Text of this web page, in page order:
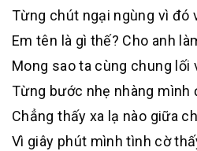
Từng chút ngại ngùng vì đó
Em tên là gì thế? Cho anh
Mong sao ta cùng chung lối
Từng bước nhẹ nhàng mình
Chẳng thấy xa lạ nào giữa
Vì giây phút mình tình cờ